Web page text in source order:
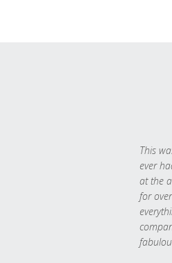
This
ever
at the
for